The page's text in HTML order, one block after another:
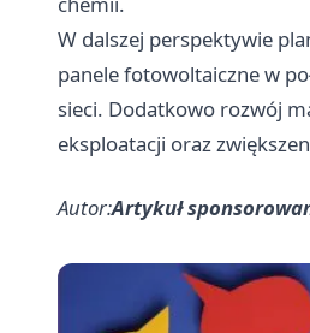
W dalszej perspektywie
panele fotowoltaiczne w
sieci. Dodatkowo rozwój
eksploatacji oraz
Autor:Artykuł